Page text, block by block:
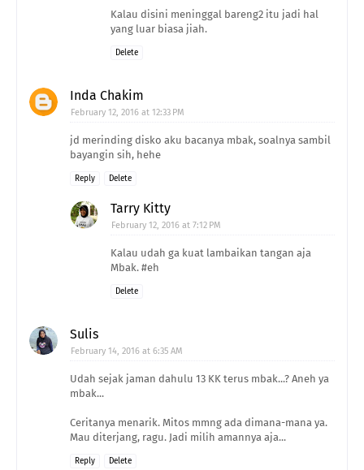
Kalau disini meninggal bareng2 itu jadi hal
yang luar biasa jiah.
Delete
Inda Chakim
February 12, 2016 at 12:33 PM
jd merinding disko aku bacanya mbak, soalnya sambil
bayangin sih, hehe
Reply Delete
Tarry Kitty
February 12, 2016 at 7:12 PM
Kalau udah ga kuat lambaikan tangan aja
Mbak. #eh
Delete
Sulis
February 14, 2016 at 6:35 AM
Udah sejak jaman dahulu 13 KK terus mbak...? Aneh ya
mbak...
Ceritanya menarik. Mitos mmng ada dimana-mana ya.
Mau diterjang, ragu. Jadi milih amannya aja...
Reply Delete